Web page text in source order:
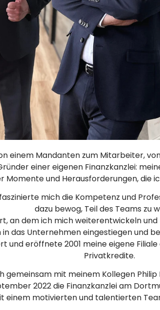
einem Mandanten zum Mitarbeiter,
einer eigenen Finanzkanzlei:
Momente und Herausforderungen, die
mich die Kompetenz und
dazu bewog, Teil des Teams zu
an dem ich mich weiterentwickeln
das Unternehmen eingestiegen und
und eröffnete 2001 meine eigene
Privatkredite.
gemeinsam mit meinem Kollegen
2022 die Finanzkanzlei am
einem motivierten und talentierten